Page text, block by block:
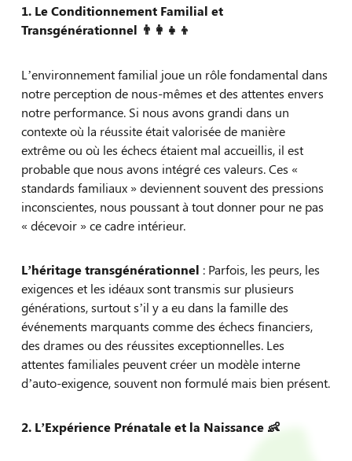
1. Le Conditionnement Familial et
Transgénérationnel 👨‍👩‍👧‍👦
L’environnement familial joue un rôle fondamental dans
notre perception de nous-mêmes et des attentes envers
notre performance. Si nous avons grandi dans un
contexte où la réussite était valorisée de manière
extrême ou où les échecs étaient mal accueillis, il est
probable que nous avons intégré ces valeurs. Ces «
standards familiaux » deviennent souvent des pressions
inconscientes, nous poussant à tout donner pour ne pas
« décevoir » ce cadre intérieur.
L’héritage transgénérationnel : Parfois, les peurs, les
exigences et les idéaux sont transmis sur plusieurs
générations, surtout s’il y a eu dans la famille des
événements marquants comme des échecs financiers,
des drames ou des réussites exceptionnelles. Les
attentes familiales peuvent créer un modèle interne
d’auto-exigence, souvent non formulé mais bien présent.
2. L’Expérience Prénatale et la Naissance 👶